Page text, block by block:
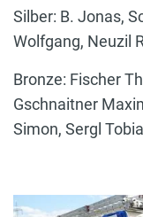
Silber: B. Jonas,
Wolfgang, Neuzil
Bronze: Fischer
Gschnaitner
Simon, Sergl